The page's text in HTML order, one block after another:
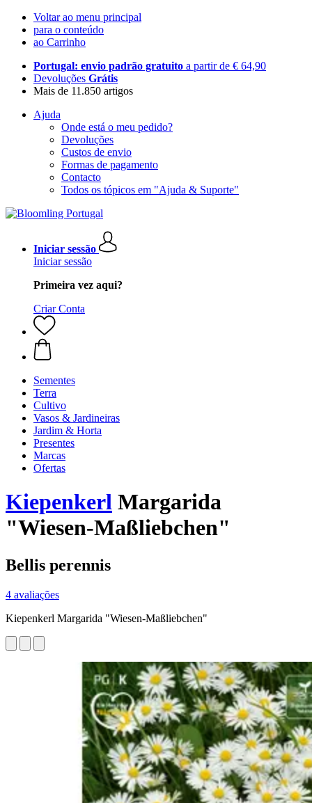
Voltar ao menu principal
para o conteúdo
ao Carrinho
Portugal: envio padrão gratuito a partir de € 64,90
Devoluções Grátis
Mais de 11.850 artigos
Ajuda
Onde está o meu pedido?
Devoluções
Custos de envio
Formas de pagamento
Contacto
Todos os tópicos em "Ajuda & Suporte"
Iniciar sessão
Iniciar sessão
Primeira vez aqui?
Criar Conta
Sementes
Terra
Cultivo
Vasos & Jardineiras
Jardim & Horta
Presentes
Marcas
Ofertas
Kiepenkerl Margarida
"Wiesen-Maßliebchen"
Bellis perennis
4 avaliações
Kiepenkerl Margarida "Wiesen-Maßliebchen"